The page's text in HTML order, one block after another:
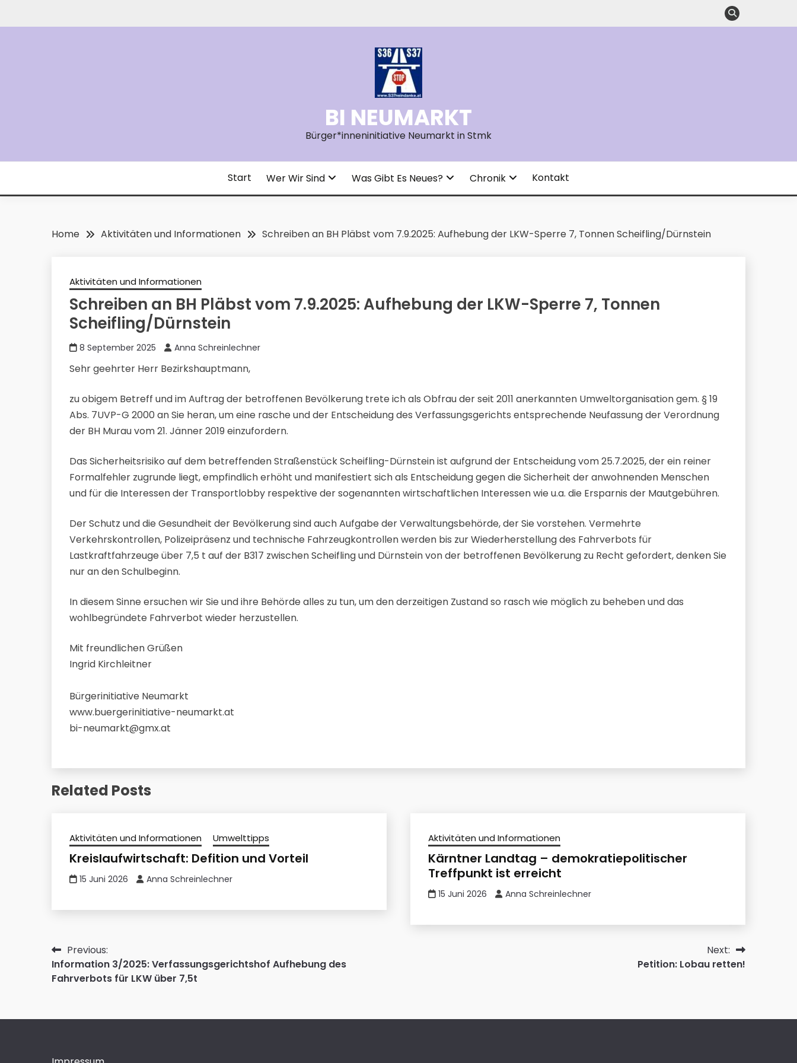
BI NEUMARKT
Bürger*inneninitiative Neumarkt in Stmk
Start Wer Wir Sind Was Gibt Es Neues? Chronik Kontakt
Home Aktivitäten und Informationen Schreiben an BH Pläbst vom 7.9.2025: Aufhebung der LKW-Sperre 7, Tonnen Scheifling/Dürnstein
Aktivitäten und Informationen
Schreiben an BH Pläbst vom 7.9.2025: Aufhebung der LKW-Sperre 7, Tonnen
Scheifling/Dürnstein
8 September 2025 Anna Schreinlechner
Sehr geehrter Herr Bezirkshauptmann,
zu obigem Betreff und im Auftrag der betroffenen Bevölkerung trete ich als Obfrau der seit 2011 anerkannten Umweltorganisation gem. § 19
Abs. 7UVP-G 2000 an Sie heran, um eine rasche und der Entscheidung des Verfassungsgerichts entsprechende Neufassung der Verordnung
der BH Murau vom 21. Jänner 2019 einzufordern.
Das Sicherheitsrisiko auf dem betreffenden Straßenstück Scheifling-Dürnstein ist aufgrund der Entscheidung vom 25.7.2025, der ein reiner
Formalfehler zugrunde liegt, empfindlich erhöht und manifestiert sich als Entscheidung gegen die Sicherheit der anwohnenden Menschen
und für die Interessen der Transportlobby respektive der sogenannten wirtschaftlichen Interessen wie u.a. die Ersparnis der Mautgebühren.
Der Schutz und die Gesundheit der Bevölkerung sind auch Aufgabe der Verwaltungsbehörde, der Sie vorstehen. Vermehrte
Verkehrskontrollen, Polizeipräsenz und technische Fahrzeugkontrollen werden bis zur Wiederherstellung des Fahrverbots für
Lastkraftfahrzeuge über 7,5 t auf der B317 zwischen Scheifling und Dürnstein von der betroffenen Bevölkerung zu Recht gefordert, denken Sie
nur an den Schulbeginn.
In diesem Sinne ersuchen wir Sie und ihre Behörde alles zu tun, um den derzeitigen Zustand so rasch wie möglich zu beheben und das
wohlbegründete Fahrverbot wieder herzustellen.
Mit freundlichen Grüßen
Ingrid Kirchleitner
Bürgerinitiative Neumarkt
www.buergerinitiative-neumarkt.at
bi-neumarkt@gmx.at
Related Posts
Aktivitäten und Informationen Umwelttipps
Kreislaufwirtschaft: Defition und Vorteil
15 Juni 2026 Anna Schreinlechner
Aktivitäten und Informationen
Kärntner Landtag – demokratiepolitischer
Treffpunkt ist erreicht
15 Juni 2026 Anna Schreinlechner
Beitragsnavigation
Previous:
Information 3/2025: Verfassungsgerichtshof Aufhebung des
Fahrverbots für LKW über 7,5t
Next:
Petition: Lobau retten!